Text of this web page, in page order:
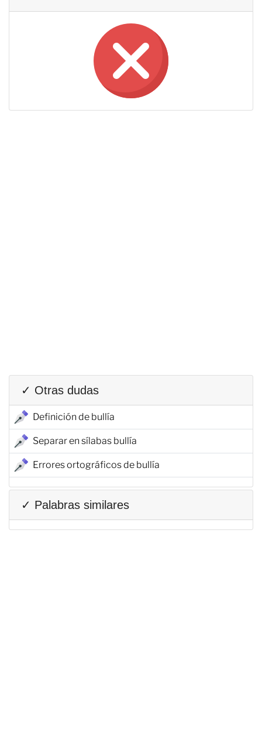
✓ Otras dudas
Definición de bullía
Separar en sílabas bullía
Errores ortográficos de bullía
✓ Palabras similares